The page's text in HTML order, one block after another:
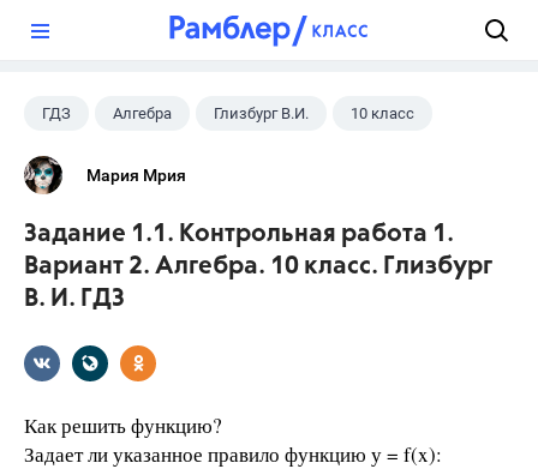
ГДЗ Алгебра Глизбург В.И. 10 класс
Мария Мрия
Задание 1.1. Контрольная работа 1.
Вариант 2. Алгебра. 10 класс. Глизбург
В. И. ГДЗ
Как решить функцию?
Задает ли указанное правило функцию у = f(x):